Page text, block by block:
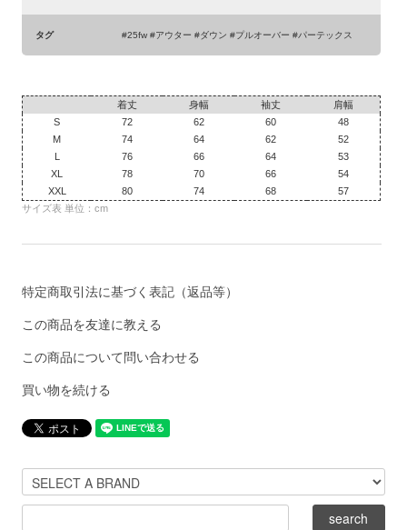
タグ #25fw #アウター #ダウン #プルオーバー #パーテックス
着丈 身幅 袖丈
肩幅
S
72 62 60
48
M
74 64 62
52
L
76 66 64
53
XL
78 70 66
54
XXL
80 74 68
57
サイズ表 単位：cm
特定商取引法に基づく表記（返品等）
この商品を友達に教える
この商品について問い合わせる
買い物を続ける